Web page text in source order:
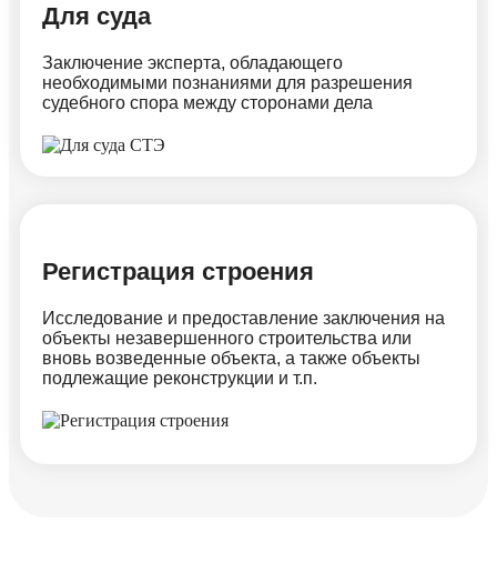
Для суда
Заключение эксперта, обладающего
необходимыми познаниями для разрешения
судебного спора между сторонами дела
Регистрация строения
Исследование и предоставление заключения на
объекты незавершенного строительства или
вновь возведенные объекта, а также объекты
подлежащие реконструкции и т.п.